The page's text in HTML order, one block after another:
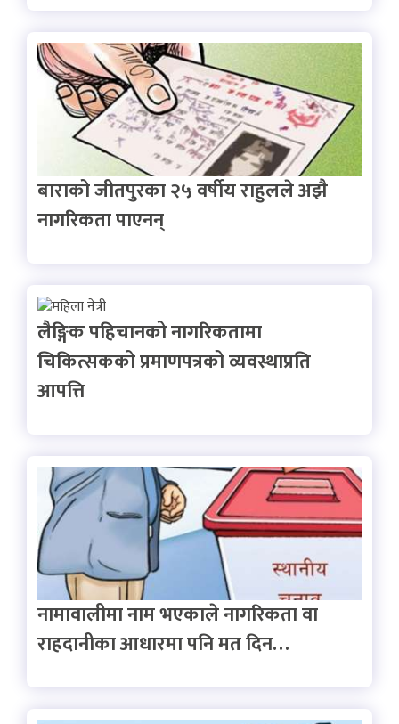
बाराको जीतपुरका २५ वर्षीय राहुलले अझै
नागरिकता पाएनन्
लैङ्गिक पहिचानको नागरिकतामा
चिकित्सकको प्रमाणपत्रको व्यवस्थाप्रति
आपत्ति
नामावालीमा नाम भएकाले नागरिकता वा
राहदानीका आधारमा पनि मत दिन…